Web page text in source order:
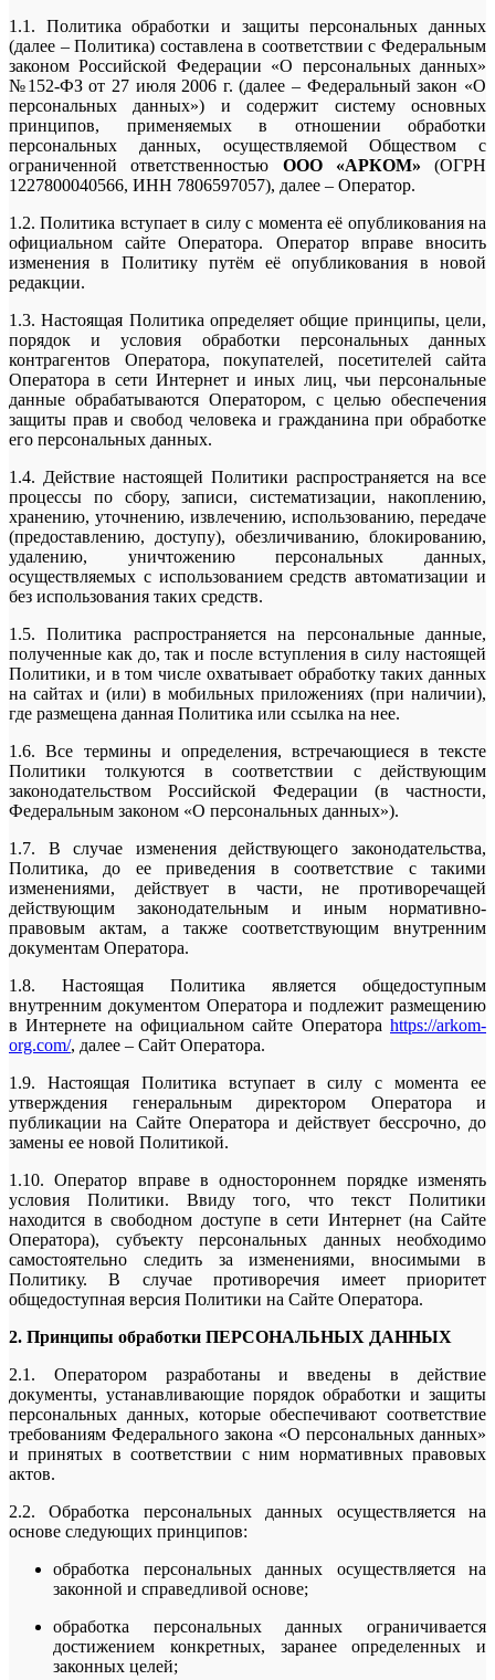
1.1. Политика обработки и защиты персональных данных
(далее – Политика) составлена в соответствии с Федеральным
законом Российской Федерации «О персональных данных»
№152-ФЗ от 27 июля 2006 г. (далее – Федеральный закон «О
персональных данных») и содержит систему основных
принципов, применяемых в отношении обработки
персональных данных, осуществляемой Обществом с
ограниченной ответственностью ООО «АРКОМ» (ОГРН
1227800040566, ИНН 7806597057), далее – Оператор.
1.2. Политика вступает в силу с момента её опубликования на
официальном сайте Оператора. Оператор вправе вносить
изменения в Политику путём её опубликования в новой
редакции.
1.3. Настоящая Политика определяет общие принципы, цели,
порядок и условия обработки персональных данных
контрагентов Оператора, покупателей, посетителей сайта
Оператора в сети Интернет и иных лиц, чьи персональные
данные обрабатываются Оператором, с целью обеспечения
защиты прав и свобод человека и гражданина при обработке
его персональных данных.
1.4. Действие настоящей Политики распространяется на все
процессы по сбору, записи, систематизации, накоплению,
хранению, уточнению, извлечению, использованию, передаче
(предоставлению, доступу), обезличиванию, блокированию,
удалению, уничтожению персональных данных,
осуществляемых с использованием средств автоматизации и
без использования таких средств.
1.5. Политика распространяется на персональные данные,
полученные как до, так и после вступления в силу настоящей
Политики, и в том числе охватывает обработку таких данных
на сайтах и (или) в мобильных приложениях (при наличии),
где размещена данная Политика или ссылка на нее.
1.6. Все термины и определения, встречающиеся в тексте
Политики толкуются в соответствии с действующим
законодательством Российской Федерации (в частности,
Федеральным законом «О персональных данных»).
1.7. В случае изменения действующего законодательства,
Политика, до ее приведения в соответствие с такими
изменениями, действует в части, не противоречащей
действующим законодательным и иным нормативно-
правовым актам, а также соответствующим внутренним
документам Оператора.
1.8. Настоящая Политика является общедоступным
внутренним документом Оператора и подлежит размещению
в Интернете на официальном сайте Оператора https://arkom-
org.com/, далее – Сайт Оператора.
1.9. Настоящая Политика вступает в силу с момента ее
утверждения генеральным директором Оператора и
публикации на Сайте Оператора и действует бессрочно, до
замены ее новой Политикой.
1.10. Оператор вправе в одностороннем порядке изменять
условия Политики. Ввиду того, что текст Политики
находится в свободном доступе в сети Интернет (на Сайте
Оператора), субъекту персональных данных необходимо
самостоятельно следить за изменениями, вносимыми в
Политику. В случае противоречия имеет приоритет
общедоступная версия Политики на Сайте Оператора.
2. Принципы обработки ПЕРСОНАЛЬНЫХ ДАННЫХ
2.1. Оператором разработаны и введены в действие
документы, устанавливающие порядок обработки и защиты
персональных данных, которые обеспечивают соответствие
требованиям Федерального закона «О персональных данных»
и принятых в соответствии с ним нормативных правовых
актов.
2.2. Обработка персональных данных осуществляется на
основе следующих принципов:
обработка персональных данных осуществляется на
законной и справедливой основе;
обработка персональных данных ограничивается
достижением конкретных, заранее определенных и
законных целей;